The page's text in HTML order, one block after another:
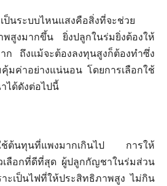
ป็นระบบไหนแสงคือสิ่งที่จะช่วย
สูงมากขึ้น ยิ่งปลูกในร่มยิ่งต้องให้
ก ถึงแม้จะต้องลงทุนสูงก็ต้องทำซึ่ง
คุ้มค่าอย่างแน่นอน โดยการเลือกใช้
ได้ดังต่อไปนี้
ใช้ต้นทุนที่แพงมากเกินไป การให้
ลือกที่ดีที่สุด ผู้ปลูกกัญชาในร่มส่วน
ะเป็นไฟที่ให้ประสิทธิภาพสูง ไม่กิน